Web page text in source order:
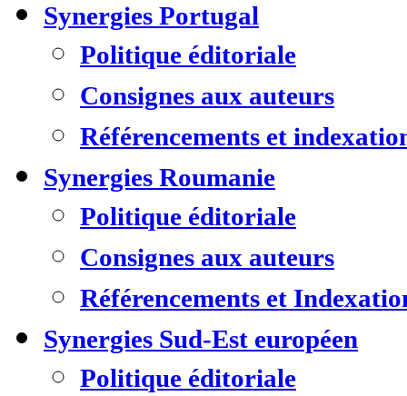
Synergies Portugal
Politique éditoriale
Consignes aux auteurs
Référencements et
Synergies Roumanie
Politique éditoriale
Consignes aux auteurs
Référencements et
Synergies Sud-Est européen
Politique éditoriale